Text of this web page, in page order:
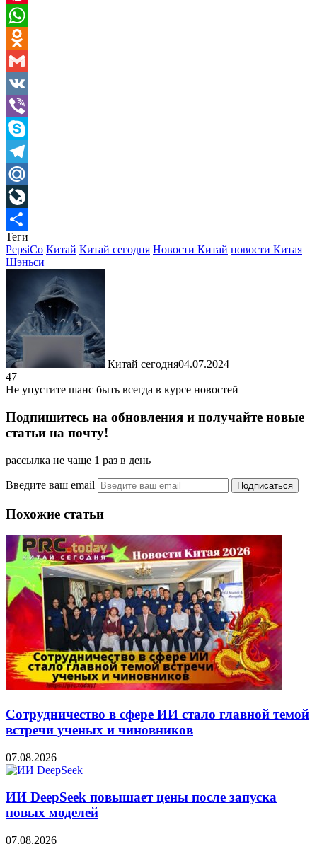
Pinterest
WhatsApp
Odnoklassniki
Gmail
VK
Viber
Skype
Telegram
Mail.Ru
LiveJournal
Отправить
Теги
PepsiCo Китай Китай сегодня Новости Китай новости Китая
Шэньси
Китай сегодня04.07.2024
47
Не упустите шанс быть всегда в курсе новостей
Подпишитесь на обновления и получайте новые
статьи на почту!
рассылка не чаще 1 раз в день
Введите ваш email
Похожие статьи
Сотрудничество в сфере ИИ стало главной темой
встречи ученых и чиновников
07.08.2026
ИИ DeepSeek повышает цены после запуска
новых моделей
07.08.2026